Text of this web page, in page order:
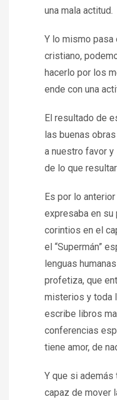
una mala actitud.
Y lo mismo
cristiano,
hacerlo por los
ende con una
El resultado de
las buenas
a nuestro favor
de lo que
Es por lo
expresaba en su
corintios en el
el “Supermán”
lenguas
profetiza, que
misterios y toda
escribe libros
conferencias
tiene amor, de
Y que si además
capaz de mover